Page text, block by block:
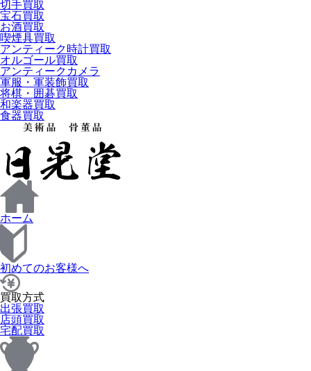
切手買取
宝石買取
お酒買取
喫煙具買取
アンティーク時計買取
オルゴール買取
アンティークカメラ
軍服・軍装飾買取
将棋・囲碁買取
和楽器買取
食器買取
ホーム
初めてのお客様へ
買取方式
出張買取
店頭買取
宅配買取